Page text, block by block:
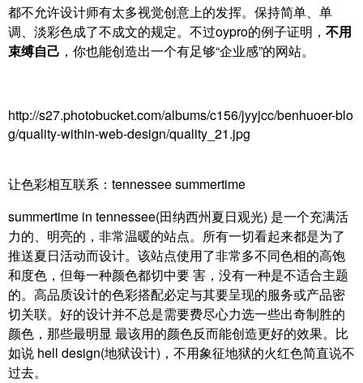
都不允许设计师有太多视觉创意上的发挥。保持简单、单
调、淡彩色成了不成文的规定。不过oypro的例子证明， 不用
束缚自己 ，你也能创造出一个有足够“企业感”的网站。
http://s27.photobucket.com/albums/c156/jyyjcc/benhuoer-blo
g/quality-within-web-design/quality_21.jpg
让色彩相互联系：tennessee summertime
summertime in tennessee(田纳西州夏日观光) 是一个充满活
力的、明亮的，非常温暖的站点。所有一切看起来都是为了
推送夏日活动而设计。该站点使用了非常多不同色相的高饱
和度色，但每一种颜色都切中要 害，没有一种是不适合主题
的。高品质设计的色彩搭配必定与其要呈现的服务或产品密
切关联。好的设计并不总是需要费尽心力选一些出奇制胜的
颜色，那些最明显 最该用的颜色反而能创造更好的效果。比
如说 hell design(地狱设计)，不用象征地狱的火红色简直说不
过去。